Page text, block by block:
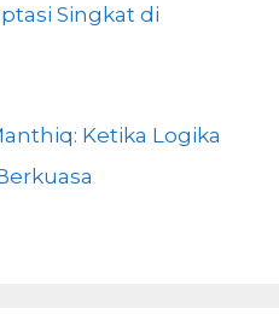
Singkat di
Ketika Logika